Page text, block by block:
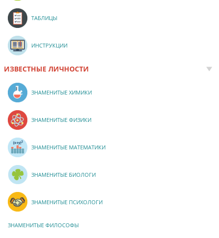
ТАБЛИЦЫ
ИНСТРУКЦИИ
ИЗВЕСТНЫЕ ЛИЧНОСТИ
ЗНАМЕНИТЫЕ ХИМИКИ
ЗНАМЕНИТЫЕ ФИЗИКИ
ЗНАМЕНИТЫЕ МАТЕМАТИКИ
ЗНАМЕНИТЫЕ БИОЛОГИ
ЗНАМЕНИТЫЕ ПСИХОЛОГИ
ЗНАМЕНИТЫЕ ФИЛОСОФЫ